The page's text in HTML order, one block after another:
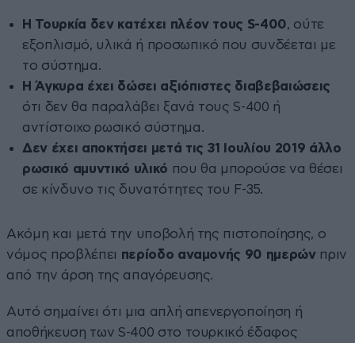
Η Τουρκία δεν κατέχει πλέον τους S-400, ούτε
εξοπλισμό, υλικά ή προσωπικό που συνδέεται με
το σύστημα.
Η Άγκυρα έχει δώσει αξιόπιστες διαβεβαιώσεις
ότι δεν θα παραλάβει ξανά τους S-400 ή
αντίστοιχο ρωσικό σύστημα.
Δεν έχει αποκτήσει μετά τις 31 Ιουλίου 2019 άλλο
ρωσικό αμυντικό υλικό που θα μπορούσε να θέσει
σε κίνδυνο τις δυνατότητες του F-35.
Ακόμη και μετά την υποβολή της πιστοποίησης, ο
νόμος προβλέπει περίοδο αναμονής 90 ημερώνπριν
από την άρση της απαγόρευσης.
Αυτό σημαίνει ότι μια απλή απενεργοποίηση ή
αποθήκευση των S-400 στο τουρκικό έδαφος